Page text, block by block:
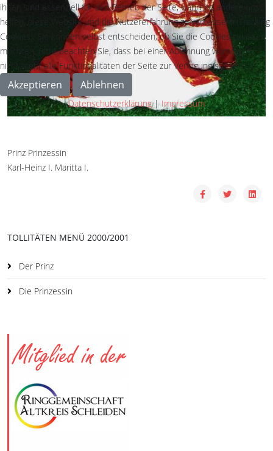
Prinz Prinzessin
Karl-Heinz I. Maritta I.
TOLLITÄTEN MENÜ 2000/2001
Der Prinz
Die Prinzessin
ihnen sind essenziell für den Betrieb der Seite, während andere uns
helfen, diese Website und die Nutzererfahrung zu verbessern (Tracking
Cookies). Sie können selbst entscheiden, ob Sie die Cookies zulassen
möchten. Bitte beachten Sie, dass bei einer Ablehnung womöglich
nicht mehr alle Funktionalitäten der Seite zur Verfügung stehen.
Akzeptieren Ablehnen
Datenschutzerklärung| Impressum